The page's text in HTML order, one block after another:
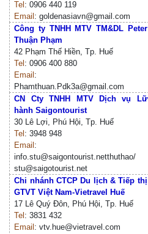
Tel : 0906 440 119
Email : goldenasiavn@gmail.com
Công ty TNHH MTV TM&DL Peter
Thuận Phạm
42 Phạm Thế Hiền, Tp. Huế
Tel : 0906 400 880
Email :
Phamthuan.Pdk3a@gmail.com
CN Cty TNHH MTV Dịch vụ Lữ
hành Saigontourist
30 Lê Lợi, Phú Hội, Tp. Huế
Tel : 3948 948
Email :
info.stu@saigontourist.netthuthao/
stu@saigotourist.net
Chi nhánh CTCP Du lịch & Tiếp thị
GTVT Việt Nam-Vietravel Huế
17 Lê Quý Đôn, Phú Hội, Tp. Huế
Tel : 3831 432
Email : vtv.hue@vietravel.com